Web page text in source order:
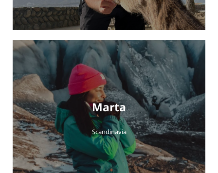
Marta
Scandinavia